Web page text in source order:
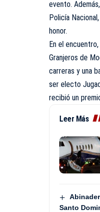
evento.
Policía
honor.
En el
Granjeros de
carreras y una
ser electo
recibió un
Leer Más
Santo